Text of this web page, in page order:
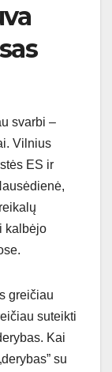
svarbi –
Vilnius
ES ir
kalbėjo
greičiau
suteikti
Kai
su